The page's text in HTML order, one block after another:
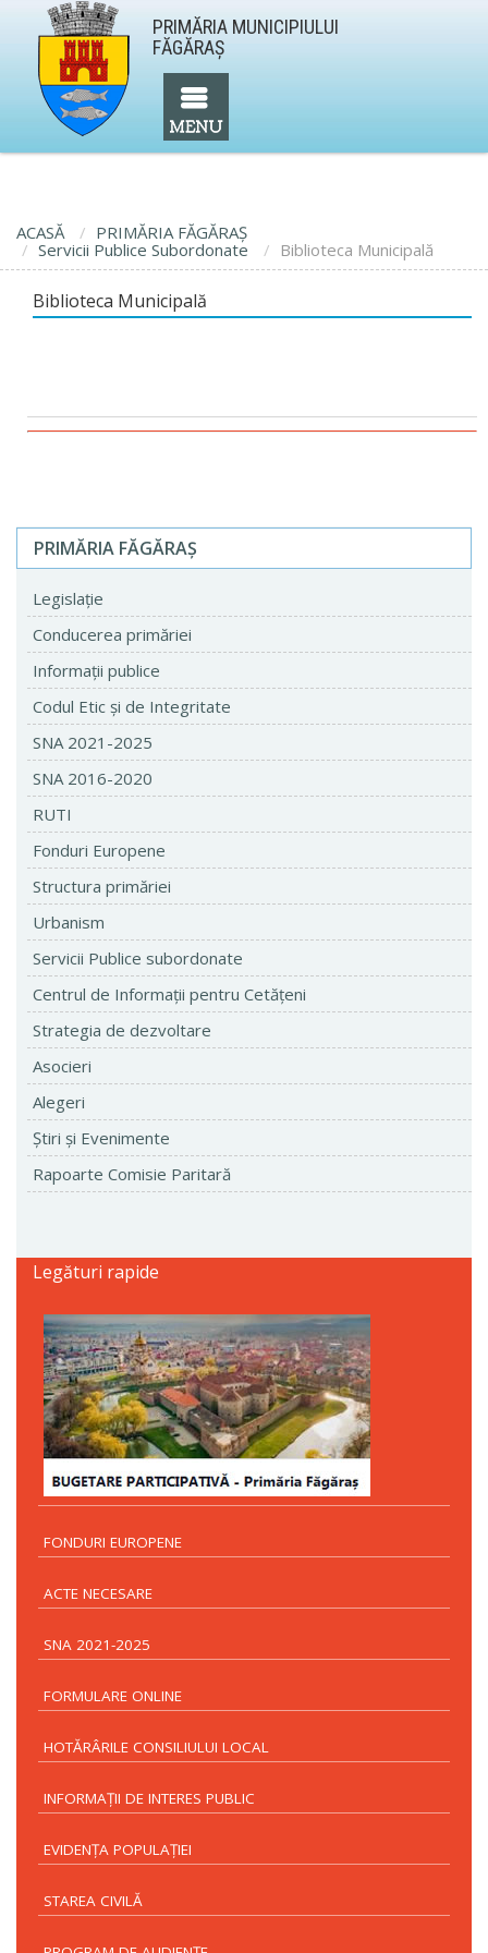
PRIMĂRIA MUNICIPIULUI
FĂGĂRAŞ
ACASĂ
PRIMĂRIA FĂGĂRAŞ
Servicii Publice Subordonate
Biblioteca Municipală
Biblioteca Municipală
PRIMĂRIA FĂGĂRAŞ
Legislaţie
Conducerea primăriei
Informaţii publice
Codul Etic şi de Integritate
SNA 2021-2025
SNA 2016-2020
RUTI
Fonduri Europene
Structura primăriei
Urbanism
Servicii Publice subordonate
Centrul de Informaţii pentru Cetăţeni
Strategia de dezvoltare
Asocieri
Alegeri
Ştiri şi Evenimente
Rapoarte Comisie Paritară
Legături rapide
FONDURI EUROPENE
ACTE NECESARE
SNA 2021-2025
FORMULARE ONLINE
HOTĂRÂRILE CONSILIULUI LOCAL
INFORMAŢII DE INTERES PUBLIC
EVIDENŢA POPULAŢIEI
STAREA CIVILĂ